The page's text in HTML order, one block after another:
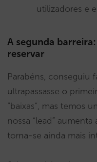
utilizadores e
A segunda
reservar
Parabéns, conseguiu
ultrapassasse o
“baixas”, mas temos
nossa “lead”
torna-se ainda mais